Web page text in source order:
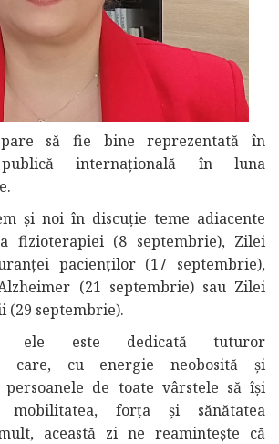
pare să fie bine reprezentată în
internațională în luna
și noi în discuție teme adiacente
fizioterapiei (8 septembrie), Zilei
pacienților (17 septembrie),
(21 septembrie) sau Zilei
(29 septembrie).
ele este dedicată tuturor
care, cu energie neobosită și
de toate vârstele să își
mobilitatea, forța și sănătatea
această zi ne reamintește că